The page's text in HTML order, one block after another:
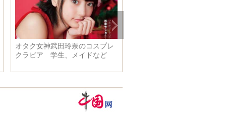
オタク女神武田玲奈のコスプレ
クラビア 学生、メイドなど